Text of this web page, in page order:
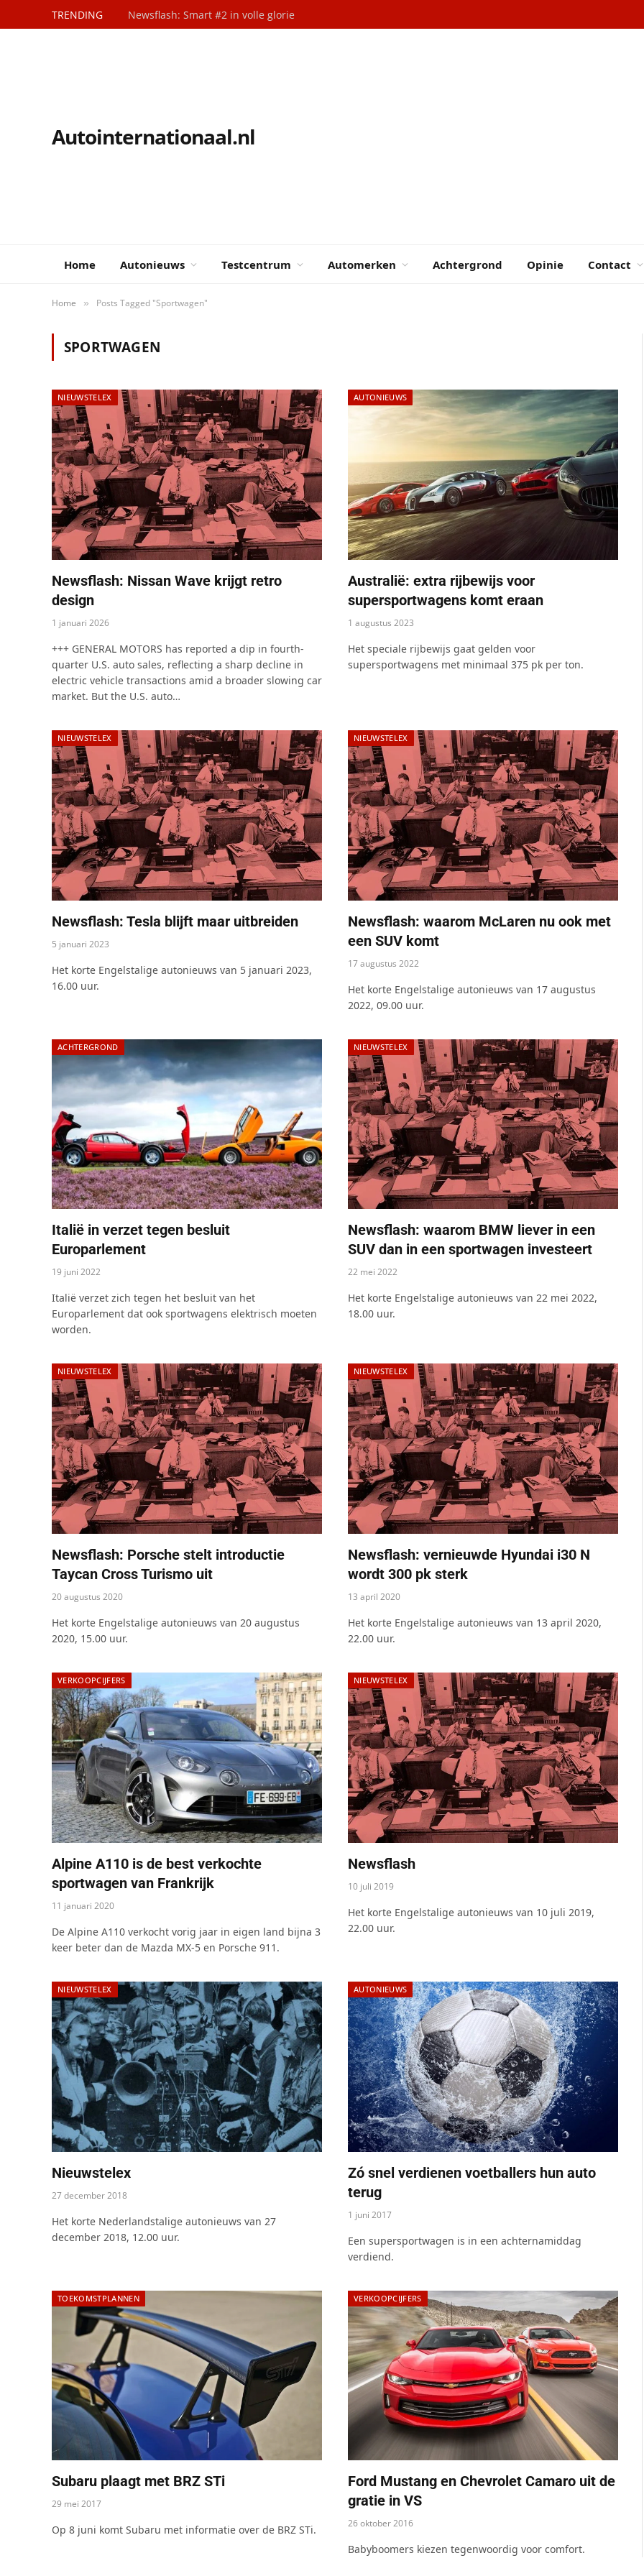
TRENDING Newsflash: Smart #2 in volle glorie
Autointernationaal.nl
Home Autonieuws Testcentrum Automerken Achtergrond Opinie Contact
Home » Posts Tagged "Sportwagen"
SPORTWAGEN
NIEUWSTELEX
Newsflash: Nissan Wave krijgt retro
design
1 januari 2026
+++ GENERAL MOTORS has reported a dip in fourth-
quarter U.S. auto sales, reflecting a sharp decline in
electric vehicle transactions amid a broader slowing car
market. But the U.S. auto…
AUTONIEUWS
Australië: extra rijbewijs voor
supersportwagens komt eraan
1 augustus 2023
Het speciale rijbewijs gaat gelden voor
supersportwagens met minimaal 375 pk per ton.
NIEUWSTELEX
Newsflash: Tesla blijft maar uitbreiden
5 januari 2023
Het korte Engelstalige autonieuws van 5 januari 2023,
16.00 uur.
NIEUWSTELEX
Newsflash: waarom McLaren nu ook met
een SUV komt
17 augustus 2022
Het korte Engelstalige autonieuws van 17 augustus
2022, 09.00 uur.
ACHTERGROND
Italië in verzet tegen besluit
Europarlement
19 juni 2022
Italië verzet zich tegen het besluit van het
Europarlement dat ook sportwagens elektrisch moeten
worden.
NIEUWSTELEX
Newsflash: waarom BMW liever in een
SUV dan in een sportwagen investeert
22 mei 2022
Het korte Engelstalige autonieuws van 22 mei 2022,
18.00 uur.
NIEUWSTELEX
Newsflash: Porsche stelt introductie
Taycan Cross Turismo uit
20 augustus 2020
Het korte Engelstalige autonieuws van 20 augustus
2020, 15.00 uur.
NIEUWSTELEX
Newsflash: vernieuwde Hyundai i30 N
wordt 300 pk sterk
13 april 2020
Het korte Engelstalige autonieuws van 13 april 2020,
22.00 uur.
VERKOOPCIJFERS
Alpine A110 is de best verkochte
sportwagen van Frankrijk
11 januari 2020
De Alpine A110 verkocht vorig jaar in eigen land bijna 3
keer beter dan de Mazda MX-5 en Porsche 911.
NIEUWSTELEX
Newsflash
10 juli 2019
Het korte Engelstalige autonieuws van 10 juli 2019,
22.00 uur.
NIEUWSTELEX
Nieuwstelex
27 december 2018
Het korte Nederlandstalige autonieuws van 27
december 2018, 12.00 uur.
AUTONIEUWS
Zó snel verdienen voetballers hun auto
terug
1 juni 2017
Een supersportwagen is in een achternamiddag
verdiend.
TOEKOMSTPLANNEN
Subaru plaagt met BRZ STi
29 mei 2017
Op 8 juni komt Subaru met informatie over de BRZ STi.
VERKOOPCIJFERS
Ford Mustang en Chevrolet Camaro uit de
gratie in VS
26 oktober 2016
Babyboomers kiezen tegenwoordig voor comfort.